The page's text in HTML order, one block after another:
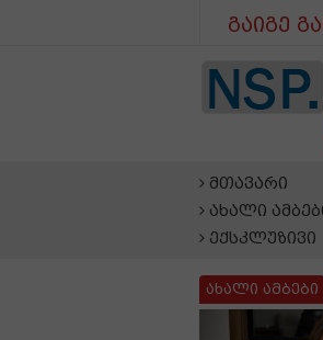
გაიგე
მთავარი
ახალი
ექსკლუზივი
ახალი ამბები